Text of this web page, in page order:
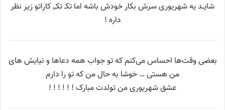
شایــد یه شهریوری سرش بکار خودش باشه اما تکـ تکـِ کاراتو زیر نظر
داره !
بعضی وقت‌ها احساس می‌کنم که تو جواب همه دعاها و نیایش های
من هستی … خوشا به حال من که تو را دارم
عشق شهریوری من تولدت مبارک ! ! ! ! ! !